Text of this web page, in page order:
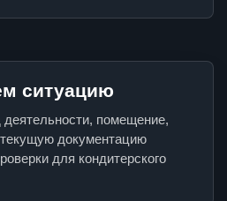
ситуацию
помещение,
документацию
для кондитерского